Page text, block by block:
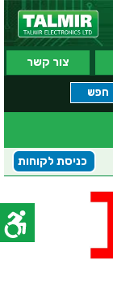
צור קשר
כניסת לקוחות